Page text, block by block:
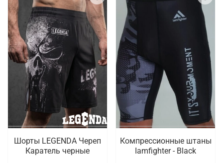
Шорты LEGENDA Череп
Каратель черные
Компрессионные штаны
Iamfighter - Black